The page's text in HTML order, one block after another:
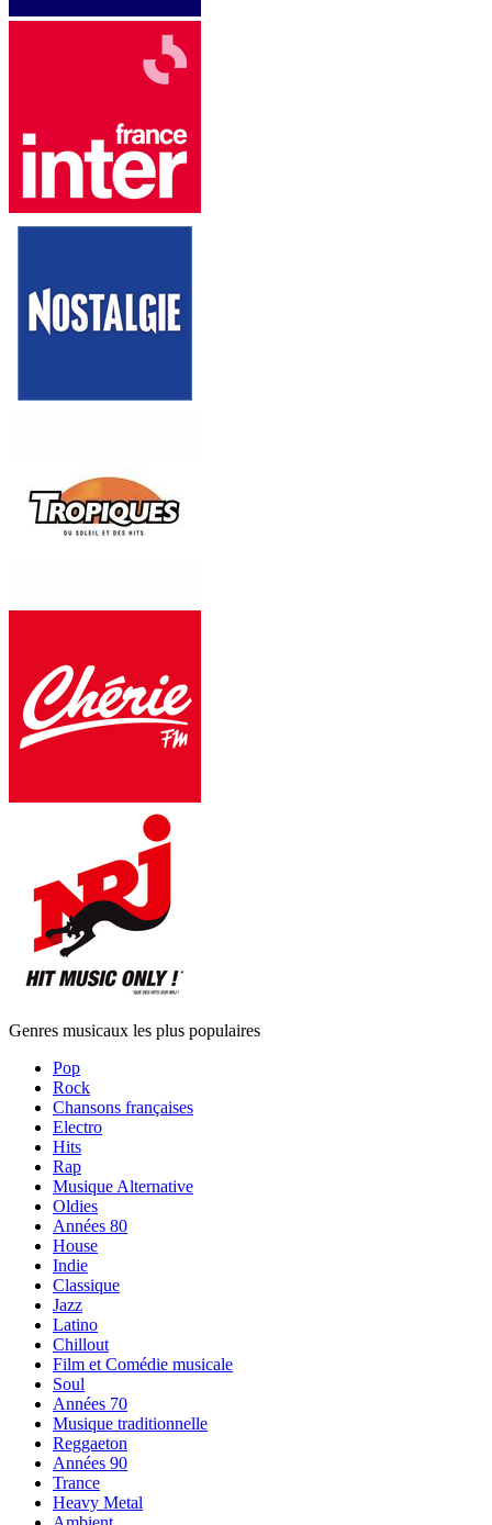
Genres musicaux les plus populaires
Pop
Rock
Chansons françaises
Electro
Hits
Rap
Musique Alternative
Oldies
Années 80
House
Indie
Classique
Jazz
Latino
Chillout
Film et Comédie musicale
Soul
Années 70
Musique traditionnelle
Reggaeton
Années 90
Trance
Heavy Metal